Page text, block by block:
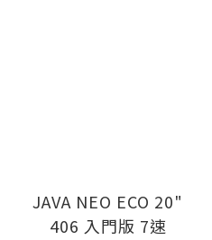
JAVA NEO ECO 20"
406 入門版 7速